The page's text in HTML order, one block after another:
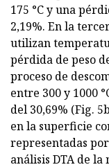
175 °C y una
2,19%. En la
utilizan
pérdida de peso
proceso de
entre 300 y 1000
del 30,69% (Fig.
en la superficie
representadas
análisis DTA de la